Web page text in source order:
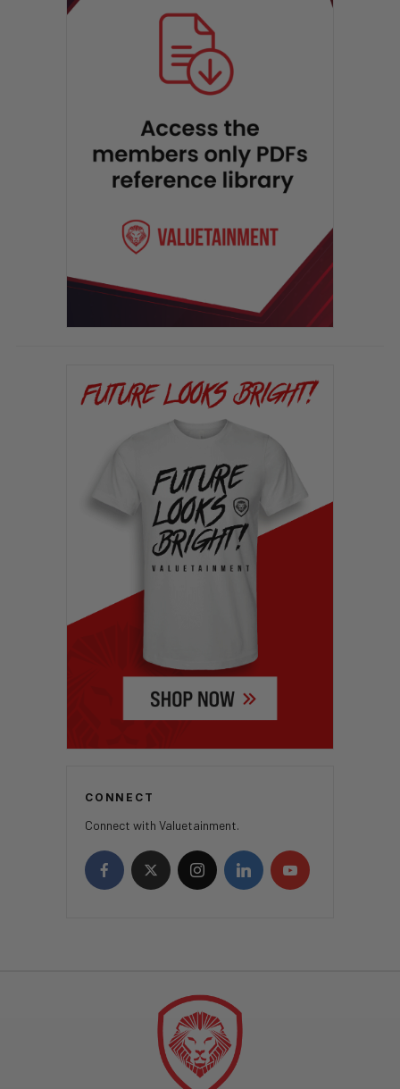
CONNECT
Connect with Valuetainment.